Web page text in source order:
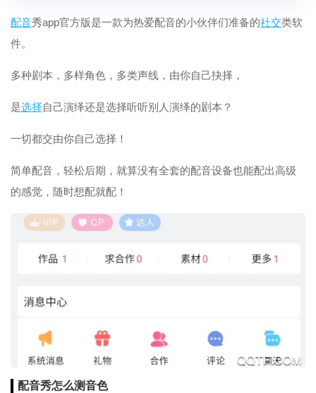
配音秀app官方版是一款为热爱配音的小伙伴们准备的社交类软
件。
多种剧本，多样角色，多类声线，由你自己抉择，
是选择自己演绎还是选择听听别人演绎的剧本？
一切都交由你自己选择！
简单配音，轻松后期，就算没有全套的配音设备也能配出高级
的感觉，随时想配就配！
配音秀怎么测音色